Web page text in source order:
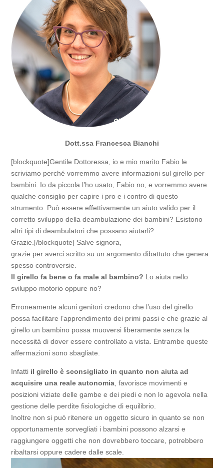
Dott.ssa Francesca Bianchi
[blockquote]Gentile Dottoressa, io e mio marito Fabio le
scriviamo perché vorremmo avere informazioni sul girello per
bambini. Io da piccola l’ho usato, Fabio no, e vorremmo avere
qualche consiglio per capire i pro e i contro di questo
strumento. Può essere effettivamente un aiuto valido per il
corretto sviluppo della deambulazione dei bambini? Esistono
altri tipi di deambulatori che possano aiutarli?
Grazie.[/blockquote] Salve signora,
grazie per averci scritto su un argomento dibattuto che genera
spesso controversie.
Il girello fa bene o fa male al bambino? Lo aiuta nello
sviluppo motorio oppure no?
Erroneamente alcuni genitori credono che l’uso del girello
possa facilitare l’apprendimento dei primi passi e che grazie al
girello un bambino possa muoversi liberamente senza la
necessità di dover essere controllato a vista. Entrambe queste
affermazioni sono sbagliate.
Infatti il girello è sconsigliato in quanto non aiuta ad
acquisire una reale autonomia , favorisce movimenti e
posizioni viziate delle gambe e dei piedi e non lo agevola nella
gestione delle perdite fisiologiche di equilibrio.
Inoltre non si può ritenere un oggetto sicuro in quanto se non
opportunamente sorvegliati i bambini possono alzarsi e
raggiungere oggetti che non dovrebbero toccare, potrebbero
ribaltarsi oppure cadere dalle scale.